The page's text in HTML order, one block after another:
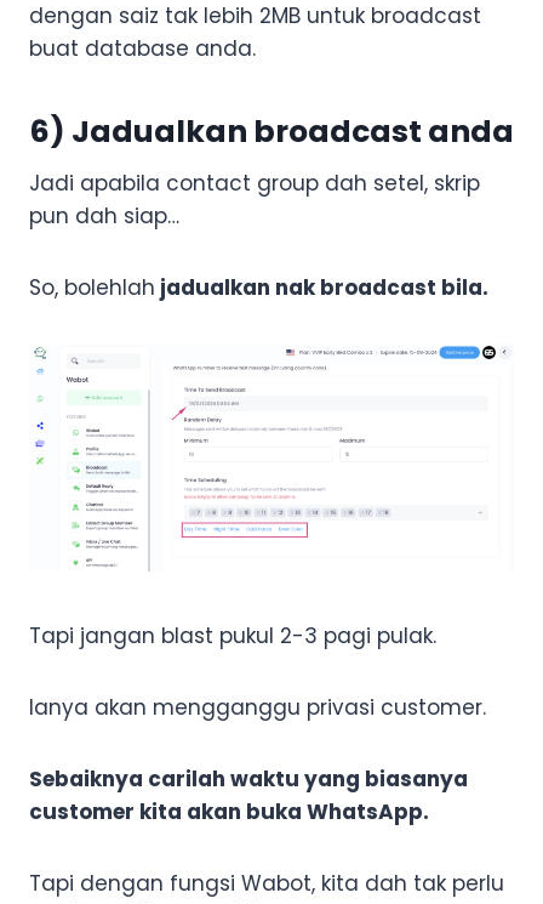
dengan saiz tak lebih 2MB untuk broadcast
buat database anda.
6) Jadualkan broadcast anda
Jadi apabila contact group dah setel, skrip
pun dah siap…
So, bolehlah jadualkan nak broadcast bila.
Tapi jangan blast pukul 2-3 pagi pulak.
Ianya akan mengganggu privasi customer.
Sebaiknya carilah waktu yang biasanya
customer kita akan buka WhatsApp.
Tapi dengan fungsi Wabot, kita dah tak perlu